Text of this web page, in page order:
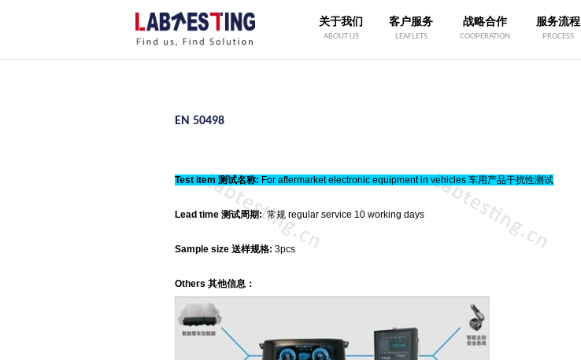
关于我们
ABOUT US
客户服务
LEAFLETS
战略合作
COOPERATION
服务流程
PROCESS
EN 50498
Test item 测试名称: For aftermarket electronic equipment in vehicles 车用产品干扰性测试
Lead time 测试周期:常规 regular service 10 working days
Sample size 送样规格: 3pcs
Others 其他信息：